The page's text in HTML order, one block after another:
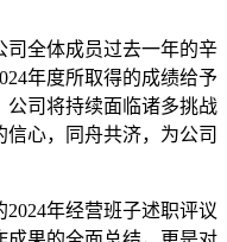
司全体成员过去一年的辛
年度所取得的成绩给予
公司将持续面临诸多挑战
心，同舟共济，为公司
年经营班子述职评议